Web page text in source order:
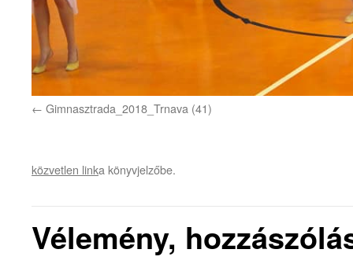
Gimnasztrada_2018_Trnava (41)
közvetlen linka könyvjelzőbe.
Vélemény,